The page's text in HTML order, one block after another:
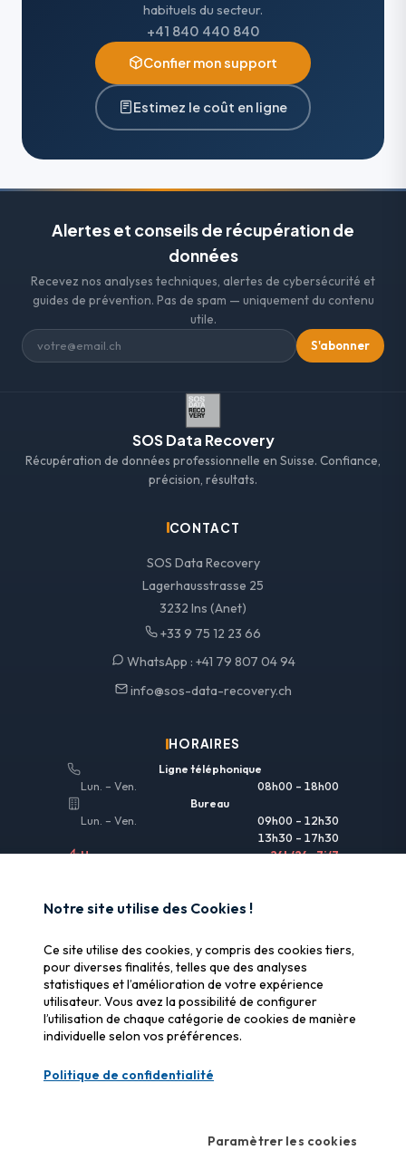
habituels du secteur.
+41 840 440 840
Confier mon support
Estimez le coût en ligne
Alertes et conseils de récupération de
données
Recevez nos analyses techniques, alertes de cybersécurité et
guides de prévention. Pas de spam — uniquement du contenu
utile.
S'abonner
SOS Data Recovery
Récupération de données professionnelle en Suisse. Confiance,
précision, résultats.
CONTACT
SOS Data Recovery
Lagerhausstrasse 25
3232 Ins (Anet)
+33 9 75 12 23 66
WhatsApp : +41 79 807 04 94
info@sos-data-recovery.ch
HORAIRES
Ligne téléphonique
Lun. – Ven.
08h00 – 18h00
Bureau
Lun. – Ven.
09h00 – 12h30
13h30 – 17h30
Urgences
24h/24 • 7j/7
LIENS UTILES
Assurance & remboursement
Pourquoi SOS Data Recovery
Gérer les cookies
CERTIFICATIONS
Notre site utilise des Cookies !
Ce site utilise des cookies, y compris des cookies tiers,
pour diverses finalités, telles que des analyses
statistiques et l’amélioration de votre expérience
utilisateur. Vous avez la possibilité de configurer
l’utilisation de chaque catégorie de cookies de manière
individuelle selon vos préférences.
Politique de confidentialité
Paramètrer les cookies